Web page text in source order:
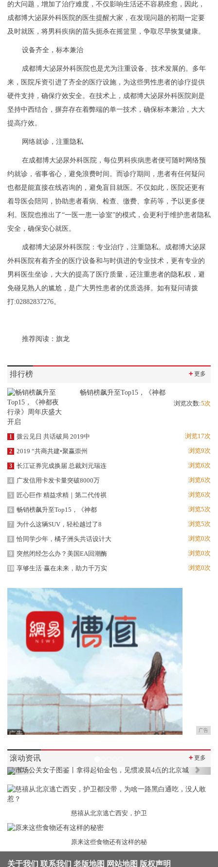
的大问题，增加了治疗难度，不仅影响生活还不容易痊愈，因此，
成都博大泌尿外科医院的医生提醒大家，在发现问题的初期一定要
及时就医，将男科疾病的苗头扼杀在摇篮里，争取尽早恢复健康。
设备齐全，标本兼治
成都博大泌尿外科医院也是尤为注重设备、技术发展的。多年
来，医院斥资引进了齐全的医疗设施，为这些男性患者的诊疗提供
硬件支持，确保疗效安全。在技术上，成都博大泌尿外科医院则是
坚持中西结合，摒弃存在着弊端的单一技术，确保标本兼治，大大
提高疗效。
网络就诊，注重隐私
在成都博大泌尿外科医院，每位男科疾病患者便可随时网络预
约就诊，省事省心，避免浪费时间。而诊疗期间，患者有任何疑问
也都是能直接在线咨询的，避免盲目就医。不仅如此，医院还更有
着导医会陪同，协助患者看病、检查、缴费、拿药等，予以更多便
利。医院也推出了“一医一患一诊室”的模式，会更利于维护患者隐私
安全，确保安心就医。
成都博大泌尿外科医院：专业治疗，注重隐私。成都博大泌尿
外科医院有着齐全的医疗设备和与时俱进的专业技术，更有专业的
男科医生坐诊，大大的提高了医疗质量，还注重患者的隐私权，避
免碰见熟人的尴尬，是广大男性患者的优质选择。如有疑问请拨
打:02882837276。
推荐阅读： 旗龙
排行榜 ＋更多
畅销榜飙升至Top15，《神都
浏览次数:5次
1 拨云见日 共话破局 2019中 浏览17次
2 2019 “共商共建•聚赢崇州 浏览9次
3 长江证券完成换届 总裁刘元瑞连 浏览6次
4 广发信用卡发卡量突破8000万 浏览6次
5 匠心巨作 精益求精｜第二代传祺 浏览6次
6 畅销榜飙升至Top15，《神都 浏览5次
7 为什么这辆SUV，轻松越过了8 浏览5次
8 恰同学少年，橘子洲头共话设计大 浏览0次
9 突然闭经怎么办？美国EA回潮酶 浏览0次
10 享够生活·赢在未来，助力千万实 浏览0次
广告
滚动资讯 ＋更多
Previous Next
慈禧从北京逃亡西安，护卫
原来这些食物还有这样的秘
关于我们 联系我们 老版地图 网站地图 版权声明